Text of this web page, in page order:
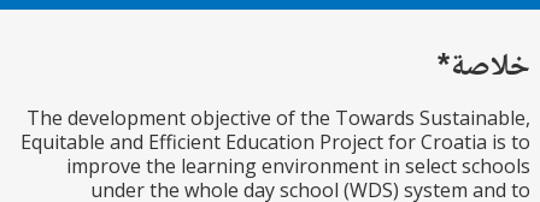
The development objective of the Towards
Equitable and Efficient Education Project for
improve the learning environment in select
under the whole day school (WDS) system